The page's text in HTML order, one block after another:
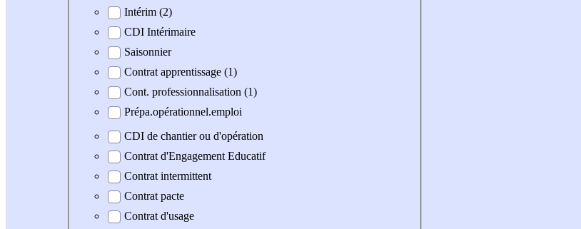
Intérim (2)
CDI Intérimaire
Saisonnier
Contrat apprentissage (1)
Cont. professionnalisation (1)
Prépa.opérationnel.emploi
CDI de chantier ou d'opération
Contrat d'Engagement Educatif
Contrat intermittent
Contrat pacte
Contrat d'usage